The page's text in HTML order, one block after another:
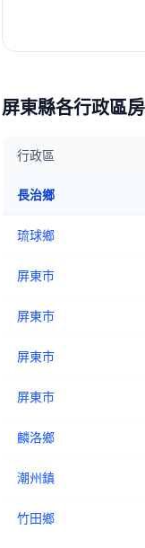
屏東縣各行政區
行政區
長治鄉
琉球鄉
屏東市
屏東市
屏東市
屏東市
麟洛鄉
潮州鎮
竹田鄉